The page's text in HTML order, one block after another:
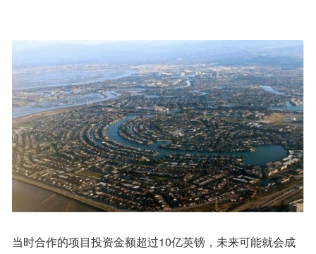
当时合作的项目投资金额超过10亿英镑，未来可能就会成